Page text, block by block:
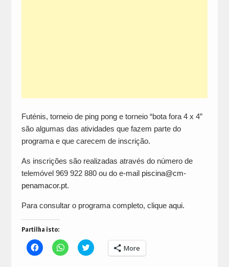
Futénis, torneio de ping pong e torneio “bota fora 4 x 4”
são algumas das atividades que fazem parte do
programa e que carecem de inscrição.
As inscrições são realizadas através do número de
telemóvel 969 922 880 ou do e-mail piscina@cm-
penamacor.pt.
Para consultar o programa completo, clique aqui.
Partilha isto:
Click
to
Click
to
Click
to More